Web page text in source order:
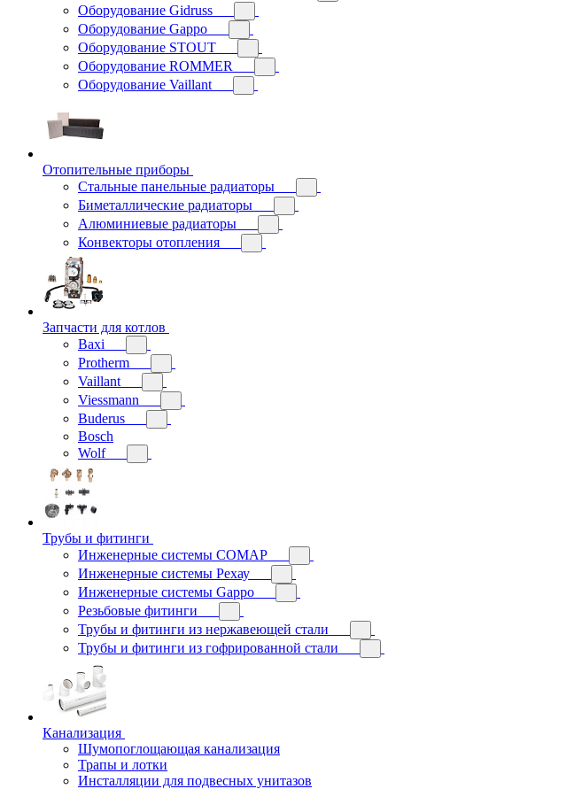
Оборудование Gidruss
Оборудование Gappo
Оборудование STOUT
Оборудование ROMMER
Оборудование Vaillant
Отопительные приборы
Стальные панельные радиаторы
Биметаллические радиаторы
Алюминиевые радиаторы
Конвекторы отопления
Запчасти для котлов
Baxi
Protherm
Vaillant
Viessmann
Buderus
Bosch
Wolf
Трубы и фитинги
Инженерные системы COMAP
Инженерные системы Рехау
Инженерные системы Gappo
Резьбовые фитинги
Трубы и фитинги из нержавеющей стали
Трубы и фитинги из гофрированной стали
Канализация
Шумопоглощающая канализация
Трапы и лотки
Инсталляции для подвесных унитазов